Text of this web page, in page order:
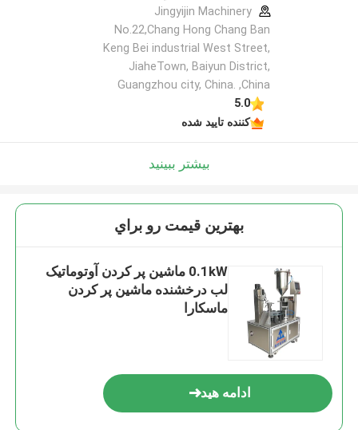
Jingyijin Machinery
No.22,Chang Hong Chang Ban
Keng Bei industrial West Street,
JiaheTown, Baiyun District,
Guangzhou city, China. ,China
5.0
کننده تایید شده
بیشتر ببینید
بهترين قيمت رو براي
0.1kW ماشین پر کردن آوتوماتیک
لب درخشنده ماشین پر کردن
ماسکارا
ادامه هید